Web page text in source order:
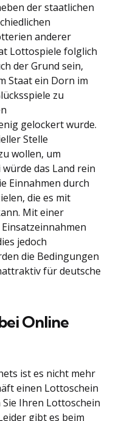
der staatlichen
anderer
Lottospiele folglich
der Grund sein,
Staat ein Dorn im
zu
gelockert wurde.
Stelle
wollen, um
das Land rein
Einnahmen durch
die es mit
Mit einer
jedoch
die Bedingungen
für deutsche
Online
ist es nicht mehr
einen Lottoschein
Ihren Lottoschein
gibt es beim